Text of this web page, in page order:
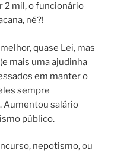
2 mil, o funcionário
né?!
quase Lei, mas
mais uma ajudinha
em manter o
sempre
Aumentou salário
público.
nepotismo, ou